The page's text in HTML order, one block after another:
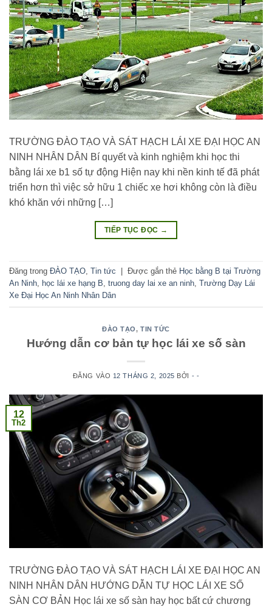
TRƯỜNG ĐÀO TẠO VÀ SÁT HẠCH LÁI XE ĐẠI HỌC AN
NINH NHÂN DÂN Bí quyết và kinh nghiệm khi học thi
bằng lái xe b1 số tự động Hiện nay khi nền kinh tế đã phát
triển hơn thì việc sở hữu 1 chiếc xe hơi không còn là điều
khó khăn với những […]
TIẾP TỤC ĐỌC →
Đăng trong ĐÀO TẠO, Tin tức Được gắn thẻ Học bằng B tại Trường
An Ninh, học lái xe hạng B, truong day lai xe an ninh, Trường Dạy Lái
Xe Đại Học An Ninh Nhân Dân
ĐÀO TẠO,TIN TỨC
Hướng dẫn cơ bản tự học lái xe số sàn
ĐĂNG VÀO 12 THÁNG 2, 2025 BỞI - -
12
Th2
TRƯỜNG ĐÀO TẠO VÀ SÁT HẠCH LÁI XE ĐẠI HỌC AN
NINH NHÂN DÂN HƯỚNG DẪN TỰ HỌC LÁI XE SỐ
SÀN CƠ BẢN Học lái xe số sàn hay học bất cứ chương